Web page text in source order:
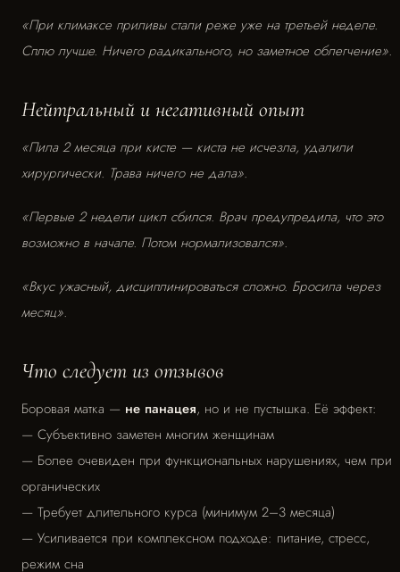
«При климаксе приливы стали реже уже на третьей неделе.
Сплю лучше. Ничего радикального, но заметное облегчение».
Нейтральный и негативный опыт
«Пила 2 месяца при кисте — киста не исчезла, удалили
хирургически. Трава ничего не дала».
«Первые 2 недели цикл сбился. Врач предупредила, что это
возможно в начале. Потом нормализовался».
«Вкус ужасный, дисциплинироваться сложно. Бросила через
месяц».
Что следует из отзывов
Боровая матка — не панацея, но и не пустышка. Её эффект:
— Субъективно заметен многим женщинам
— Более очевиден при функциональных нарушениях, чем при
органических
— Требует длительного курса (минимум 2–3 месяца)
— Усиливается при комплексном подходе: питание, стресс,
режим сна